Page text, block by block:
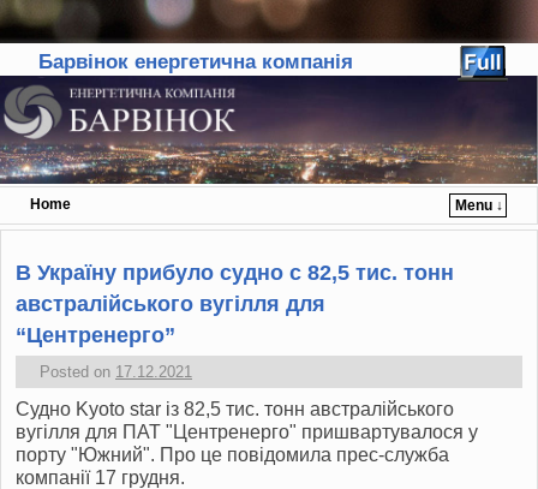
Барвінок енергетична компанія
Home
Menu ↓
Skip to primary content
Skip to secondary content
В Україну прибуло судно с 82,5 тис. тонн
австралійського вугілля для
“Центренерго”
Posted on 17.12.2021
Судно Kyoto star із 82,5 тис. тонн австралійського
вугілля для ПАТ "Центренерго" пришвартувалося у
порту "Южний". Про це повідомила прес-служба
компанії 17 грудня.